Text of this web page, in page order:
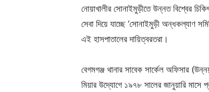
নোয়াখালীর সোনাইমুড়ীতে উন্নত বিশ্বের
সেবা দিয়ে যাচ্ছে ‘সোনাইমুড়ী অন্ধকল্যাণ
এই হাসপাতালের দায়িত্বরতরা।
বেগমগঞ্জ থানার সাবেক সার্কেল অফিসার
মিয়ার উদ্যোগে ১৯৭৮ সালের জানুয়ারি মাসে